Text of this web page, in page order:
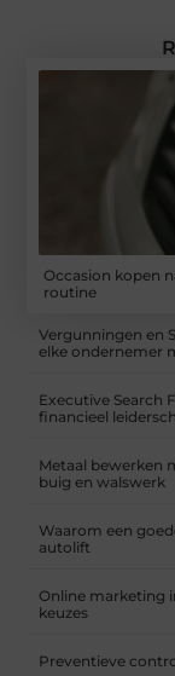
Occasion kopen
routine
Vergunningen en
elke ondernemer
Executive Search
financieel
Metaal bewerken
buig en walswerk
Waarom een
autolift
Online marketing
keuzes
Preventieve